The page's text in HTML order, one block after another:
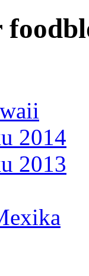
2014
2013